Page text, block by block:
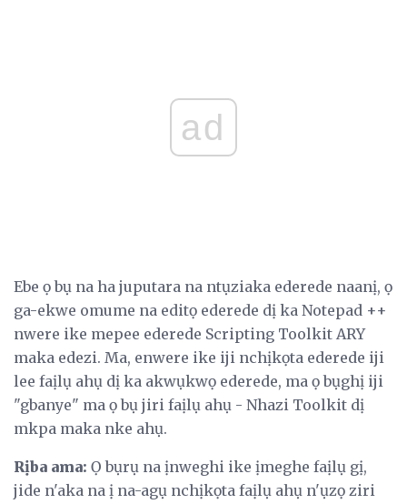
ad
Ebe ọ bụ na ha juputara na ntụziaka ederede naanị, ọ
ga-ekwe omume na editọ ederede dị ka Notepad ++
nwere ike mepee ederede Scripting Toolkit ARY
maka edezi. Ma, enwere ike iji nchịkọta ederede iji
lee faịlụ ahụ dị ka akwụkwọ ederede, ma ọ bụghị iji
"gbanye" ma ọ bụ jiri faịlụ ahụ - Nhazi Toolkit dị
mkpa maka nke ahụ.
Rịba ama: Ọ bụrụ na ịnweghi ike ịmeghe faịlụ gị,
jide n'aka na ị na-agụ nchịkọta faịlụ ahụ n'ụzọ ziri